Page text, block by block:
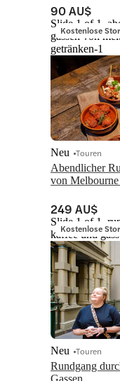
90 AU$
Kostenlose
Slide 1 of 1,
gassen von
getränken-1
Abendlicher
von
Neu Touren
249 AU$
Kostenlose
Slide 1 of 1,
kaffee und
Rundgang
Gassen
Neu Touren